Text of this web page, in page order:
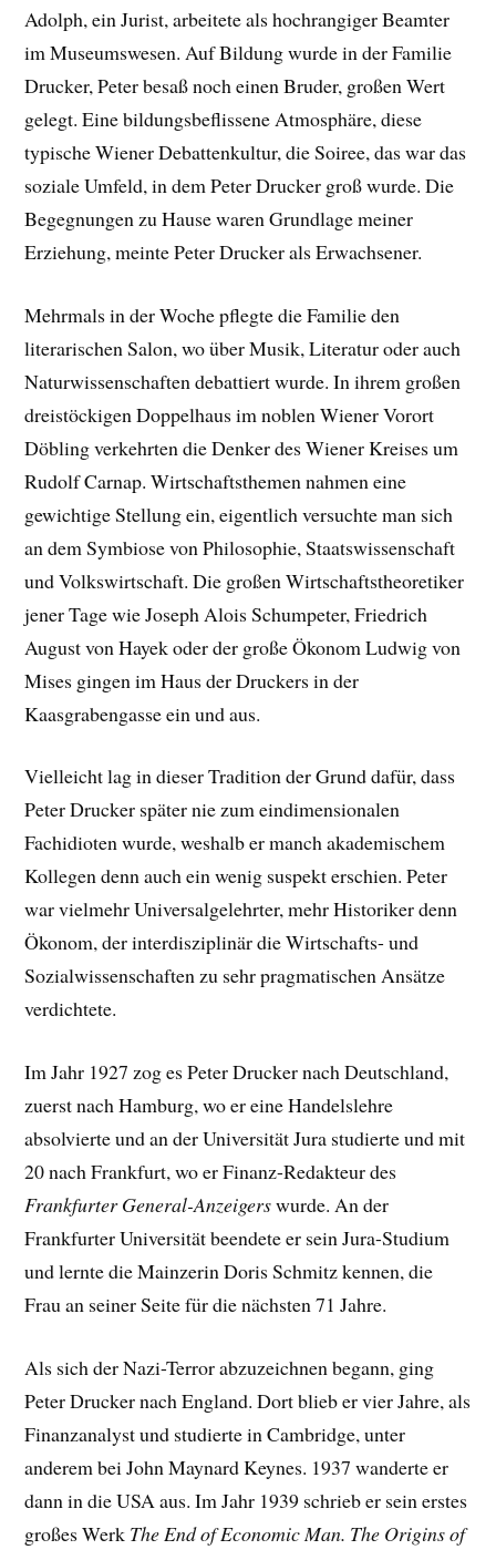
Adolph, ein Jurist, arbeitete als hochrangiger Beamter
im Museumswesen. Auf Bildung wurde in der Familie
Drucker, Peter besaß noch einen Bruder, großen Wert
gelegt. Eine bildungsbeflissene Atmosphäre, diese
typische Wiener Debattenkultur, die Soiree, das war das
soziale Umfeld, in dem Peter Drucker groß wurde. Die
Begegnungen zu Hause waren Grundlage meiner
Erziehung, meinte Peter Drucker als Erwachsener.
Mehrmals in der Woche pflegte die Familie den
literarischen Salon, wo über Musik, Literatur oder auch
Naturwissenschaften debattiert wurde. In ihrem großen
dreistöckigen Doppelhaus im noblen Wiener Vorort
Döbling verkehrten die Denker des Wiener Kreises um
Rudolf Carnap. Wirtschaftsthemen nahmen eine
gewichtige Stellung ein, eigentlich versuchte man sich
an dem Symbiose von Philosophie, Staatswissenschaft
und Volkswirtschaft. Die großen Wirtschaftstheoretiker
jener Tage wie Joseph Alois Schumpeter, Friedrich
August von Hayek oder der große Ökonom Ludwig von
Mises gingen im Haus der Druckers in der
Kaasgrabengasse ein und aus.
Vielleicht lag in dieser Tradition der Grund dafür, dass
Peter Drucker später nie zum eindimensionalen
Fachidioten wurde, weshalb er manch akademischem
Kollegen denn auch ein wenig suspekt erschien. Peter
war vielmehr Universalgelehrter, mehr Historiker denn
Ökonom, der interdisziplinär die Wirtschafts- und
Sozialwissenschaften zu sehr pragmatischen Ansätze
verdichtete.
Im Jahr 1927 zog es Peter Drucker nach Deutschland,
zuerst nach Hamburg, wo er eine Handelslehre
absolvierte und an der Universität Jura studierte und mit
20 nach Frankfurt, wo er Finanz-Redakteur des
Frankfurter General-Anzeigerswurde. An der
Frankfurter Universität beendete er sein Jura-Studium
und lernte die Mainzerin Doris Schmitz kennen, die
Frau an seiner Seite für die nächsten 71 Jahre.
Als sich der Nazi-Terror abzuzeichnen begann, ging
Peter Drucker nach England. Dort blieb er vier Jahre, als
Finanzanalyst und studierte in Cambridge, unter
anderem bei John Maynard Keynes. 1937 wanderte er
dann in die USA aus. Im Jahr 1939 schrieb er sein erstes
großes Werk The End of Economic Man. The Origins of